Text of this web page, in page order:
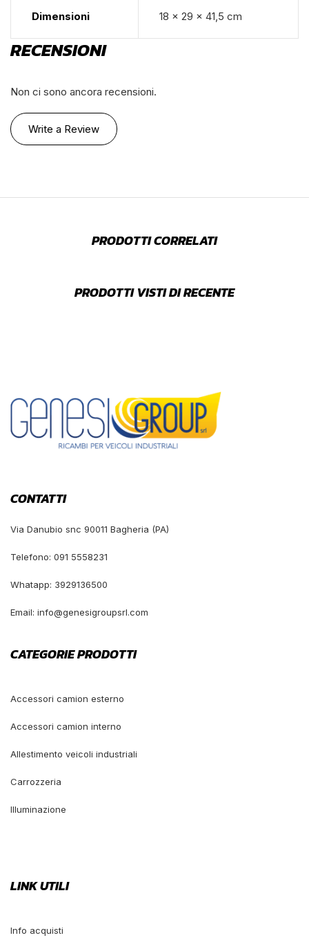
Dimensioni 18 × 29 × 41,5 cm
RECENSIONI
Non ci sono ancora recensioni.
Write a Review
PRODOTTI CORRELATI
PRODOTTI VISTI DI RECENTE
CONTATTI
Via Danubio snc 90011 Bagheria (PA)
Telefono: 091 5558231
Whatapp: 3929136500
Email: info@genesigroupsrl.com
CATEGORIE PRODOTTI
Accessori camion esterno
Accessori camion interno
Allestimento veicoli industriali
Carrozzeria
Illuminazione
LINK UTILI
Info acquisti